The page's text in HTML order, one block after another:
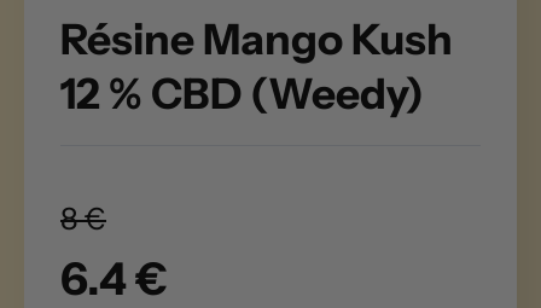
Résine Mango Kush
12 % CBD (Weedy)
8 €
6.4 €